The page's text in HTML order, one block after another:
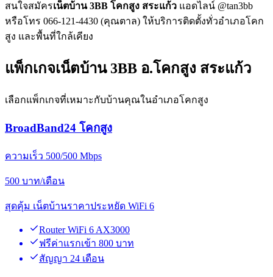
สนใจสมัครเน็ตบ้าน 3BB โคกสูง สระแก้ว แอดไลน์ @tan3bb
หรือโทร 066-121-4430 (คุณตาล) ให้บริการติดตั้งทั่วอำเภอโคก
สูง และพื้นที่ใกล้เคียง
แพ็กเกจเน็ตบ้าน 3BB อ.โคกสูง สระแก้ว
เลือกแพ็กเกจที่เหมาะกับบ้านคุณในอำเภอโคกสูง
BroadBand24 โคกสูง
ความเร็ว 500/500 Mbps
500 บาท/เดือน
สุดคุ้ม เน็ตบ้านราคาประหยัด WiFi 6
Router WiFi 6 AX3000
ฟรีค่าแรกเข้า 800 บาท
สัญญา 24 เดือน